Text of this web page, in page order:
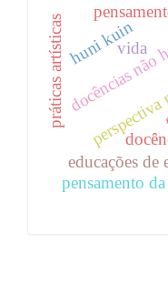
educações de
docências
pensamento
vida
huni kuin
práticas artísticas